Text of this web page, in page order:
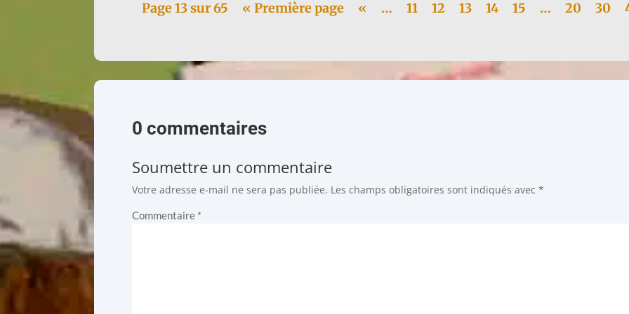
Page 13 sur 65 « Première page « … 11 12 13 14 15 … 20 30
0 commentaires
Soumettre un commentaire
Votre adresse e-mail ne sera pas publiée. Les champs obligatoires sont indiqués avec*
Commentaire *